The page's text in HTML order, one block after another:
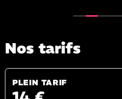
Nos tarifs
PLEIN TARIF